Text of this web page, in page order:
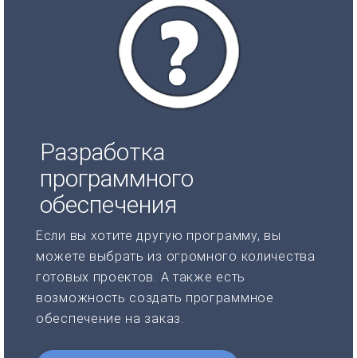
Разработка
программного
обеспечения
Если вы хотите другую программу, вы
можете выбрать из огромного количества
готовых проектов. А также есть
возможность создать программное
обеспечение на заказ.